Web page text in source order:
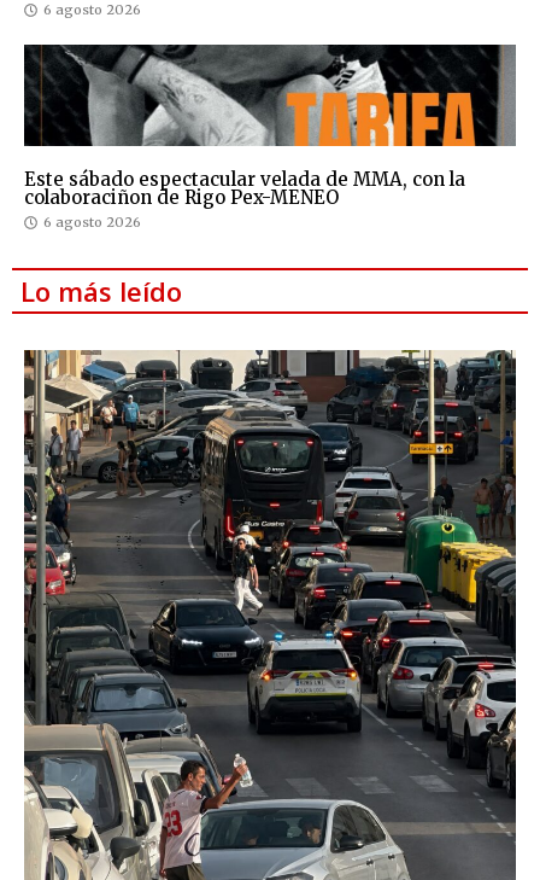
6 agosto 2026
Este sábado espectacular velada de MMA, con la
colaboraciñon de Rigo Pex-MENEO
6 agosto 2026
Lo más leído